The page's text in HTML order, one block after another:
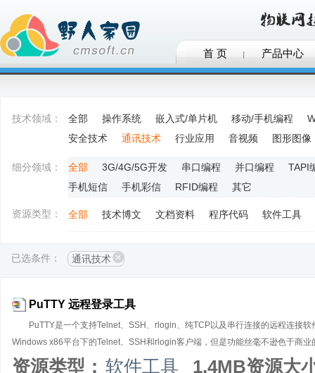
首 页 产品中心
技术领域： 全部 操作系统 嵌入式/单片机 移动/手机编程
安全技术
通讯技术 行业应用 音视频 图形图像
细分领域： 全部 3G/4G/5G开发 串口编程 并口编程
TAPI
手机短信
手机彩信 RFID编程 其它
资源类型： 全部 技术博文 文档资料 程序代码 软件工具
已选条件： 通讯技术
PuTTY 远程登录工具
PuTTY是一个支持Telnet、SSH、rlogin、纯TCP以及串行连接的远程连接
Windows x86平台下的Telnet、SSH和rlogin客户端，但是功能丝毫不逊色于商业
资源类型： 软件工具
1.4MB资源大